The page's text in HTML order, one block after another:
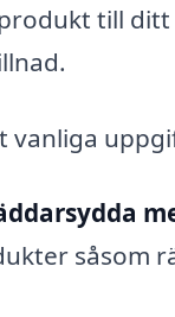
till
vanliga
såsom